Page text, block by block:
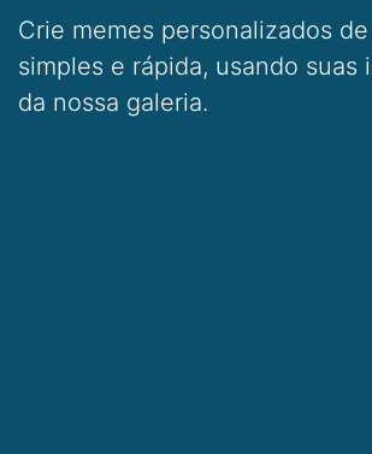
Crie memes personalizados
simples e rápida, usando suas
da nossa galeria.